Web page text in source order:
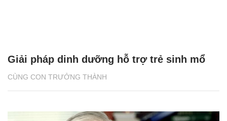
CÙNG CON TRƯỞNG THÀNH
Giải pháp dinh dưỡng hỗ trợ trẻ sinh mổ